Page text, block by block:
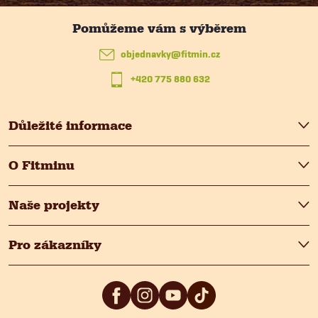
i
s
u
Důležité informace
O Fitminu
Naše projekty
Pro zákazníky
objednavky@fitmin.cz
+420 775 880 632